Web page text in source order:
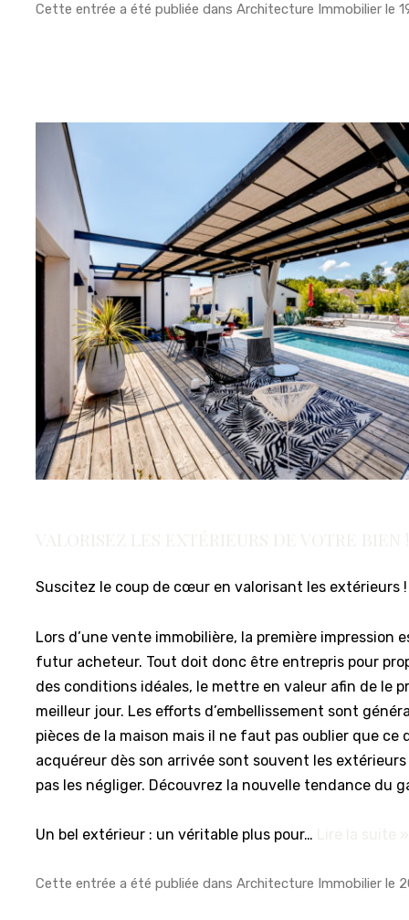
Cette entrée a été publiée dansArchitecture Immobilier le
Suscitez le coup de cœur en valorisant les extérieurs !
Lors d’une vente immobilière, la première impression
futur acheteur. Tout doit donc être entrepris pour
des conditions idéales, le mettre en valeur afin de le
meilleur jour. Les efforts d’embellissement sont
pièces de la maison mais il ne faut pas oublier que
acquéreur dès son arrivée sont souvent les extérieurs
pas les négliger. Découvrez la nouvelle tendance du
Un bel extérieur : un véritable plus pour…
Cette entrée a été publiée dansArchitecture Immobilier le